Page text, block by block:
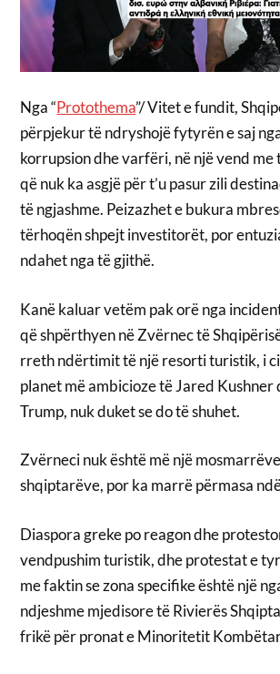
Nga “Protothema”/ Vitet e fundit,
përpjekur të ndryshojë fytyrën e saj
korrupsion dhe varfëri, në një vend me
që nuk ka asgjë për t’u pasur zili
të ngjashme. Peizazhet e bukura
tërhoqën shpejt investitorët, por
ndahet nga të gjithë.
Kanë kaluar vetëm pak orë nga
që shpërthyen në Zvërnec të
rreth ndërtimit të një resorti turistik, i
planet më ambicioze të Jared Kushner
Trump, nuk duket se do të shuhet.
Zvërneci nuk është më një
shqiptarëve, por ka marrë përmasa
Diaspora greke po reagon dhe
vendpushim turistik, dhe protestat e
me faktin se zona specifike është një
ndjeshme mjedisore të Rivierës
frikë për pronat e Minoritetit